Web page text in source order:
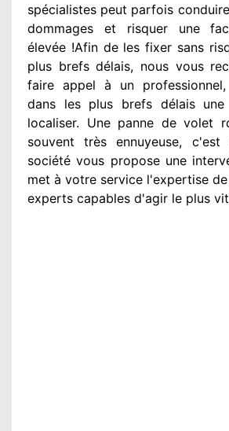
spécialistes peut parfois
dommages et risquer une
élevée !Afin de les fixer sans
plus brefsdélais, nous vous
faire appel à un professionnel
dans les plus brefs délais
localiser. Une panne de volet
souvent très ennuyeuse, c'est
société vous propose une
met à votre service l'expertise
experts capables d'agir le plus